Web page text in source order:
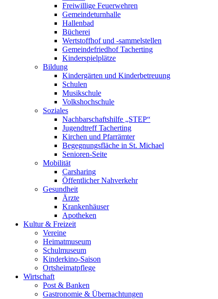
Freiwillige Feuerwehren
Gemeindeturnhalle
Hallenbad
Bücherei
Wertstoffhof und -sammelstellen
Gemeindefriedhof Tacherting
Kinderspielplätze
Bildung
Kindergärten und Kinderbetreuung
Schulen
Musikschule
Volkshochschule
Soziales
Nachbarschaftshilfe „STEP“
Jugendtreff Tacherting
Kirchen und Pfarrämter
Begegnungsfläche in St. Michael
Senioren-Seite
Mobilität
Carsharing
Öffentlicher Nahverkehr
Gesundheit
Ärzte
Krankenhäuser
Apotheken
Kultur & Freizeit
Vereine
Heimatmuseum
Schulmuseum
Kinderkino-Saison
Ortsheimatpflege
Wirtschaft
Post & Banken
Gastronomie & Übernachtungen